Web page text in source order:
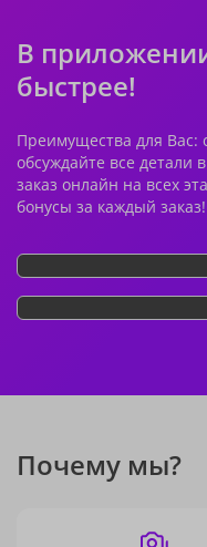
В
быстрее!
Преимущества для Вас:
обсуждайте все детали
заказ онлайн на всех
бонусы за каждый заказ!
Почему мы?